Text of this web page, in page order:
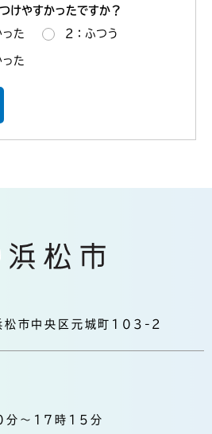
けやすかったですか？
た 2：ふつう
た
中央区元城町103-2
分～17時15分